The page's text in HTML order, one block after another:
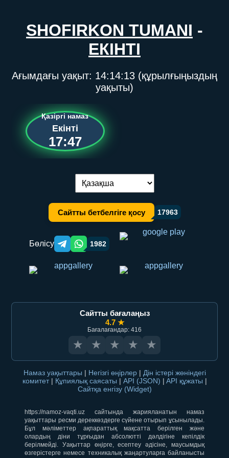
SHOFIRKON TUMANI -
ЕКІНТІ
Ағымдағы уақыт: 14:14:13 (құрылғыңыздың
уақыты)
Қазіргі намаз
Екінті
17:47
Тілді ауыстыру:
Сайтты бетбелгіге қосу 17963
Бөлісу Telegram orqali ulashish
WhatsApp orqali ulashish
1982
Сайтты бағалаңыз
4.7 ★
Бағалағандар: 416
★ ★ ★ ★ ★
Намаз уақыттары | Негізгі өңірлер | Дін істері жөніндегі
комитет | Құпиялық саясаты | API (JSON) | API құжаты |
Сайтқа енгізу (Widget)
https://namoz-vaqti.uz сайтында жарияланатын намаз
уақыттары ресми дереккөздерге сүйене отырып ұсынылады.
Бұл мәліметтер ақпараттық мақсатта берілген және
олардың діни тұрғыдан абсолютті дәлдігіне кепілдік
берілмейді. Уақыттар өңірге, есептеу әдісіне, маусымдық
өзгерістерге немесе техникалық жаңартуларға байланысты